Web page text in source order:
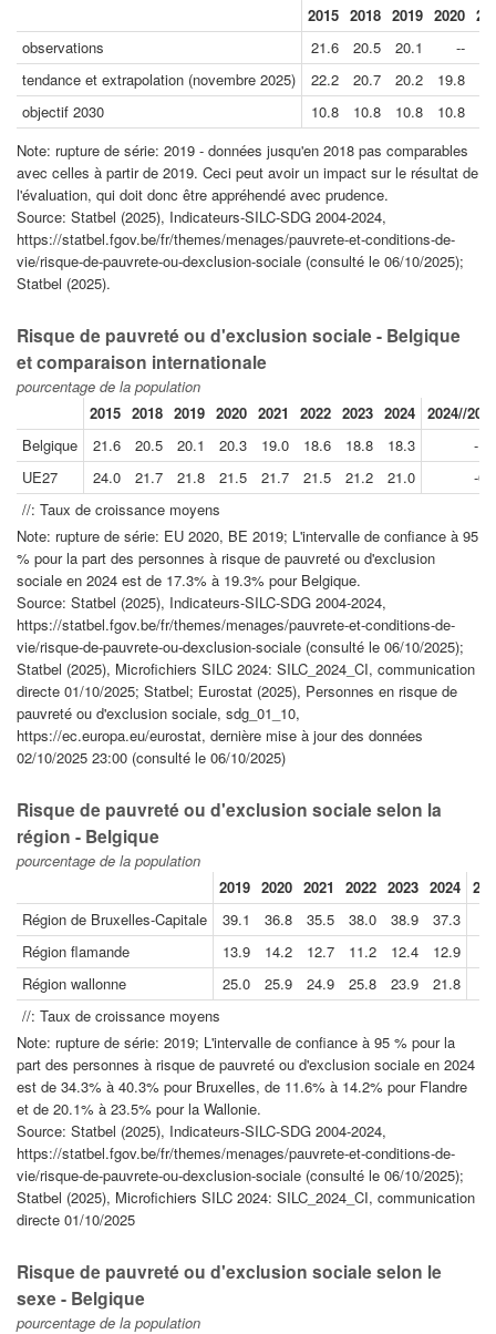
2015 2018 2019 2020
observations
21.6 20.5 20.1 --
tendance et extrapolation (novembre 2025)
22.2 20.7 20.2 19.8
objectif 2030
10.8 10.8 10.8 10.8
Note: rupture de série: 2019 - données jusqu'en 2018 pas comparables
avec celles à partir de 2019. Ceci peut avoir un impact sur le résultat de
l'évaluation, qui doit donc être appréhendé avec prudence.
Source: Statbel (2025), Indicateurs-SILC-SDG 2004-2024,
https://statbel.fgov.be/fr/themes/menages/pauvrete-et-conditions-de-
vie/risque-de-pauvrete-ou-dexclusion-sociale (consulté le 06/10/2025);
Statbel (2025).
Risque de pauvreté ou d'exclusion sociale - Belgique
et comparaison internationale
pourcentage de la population
2015 2018 2019 2020 2021 2022 2023 2024 2024//
Belgique
21.6 20.5 20.1 20.3 19.0 18.6 18.8 18.3
-
UE27
24.0 21.7 21.8 21.5 21.7 21.5 21.2 21.0
-
//: Taux de croissance moyens
Note: rupture de série: EU 2020, BE 2019; L'intervalle de confiance à 95
% pour la part des personnes à risque de pauvreté ou d'exclusion
sociale en 2024 est de 17.3% à 19.3% pour Belgique.
Source: Statbel (2025), Indicateurs-SILC-SDG 2004-2024,
https://statbel.fgov.be/fr/themes/menages/pauvrete-et-conditions-de-
vie/risque-de-pauvrete-ou-dexclusion-sociale (consulté le 06/10/2025);
Statbel (2025), Microfichiers SILC 2024: SILC_2024_CI, communication
directe 01/10/2025; Statbel; Eurostat (2025), Personnes en risque de
pauvreté ou d'exclusion sociale, sdg_01_10,
https://ec.europa.eu/eurostat, dernière mise à jour des données
02/10/2025 23:00 (consulté le 06/10/2025)
Risque de pauvreté ou d'exclusion sociale selon la
région - Belgique
pourcentage de la population
2019 2020 2021 2022 2023 2024
Région de Bruxelles-Capitale
39.1 36.8 35.5 38.0 38.9
37.3
Région flamande
13.9 14.2 12.7 11.2 12.4
12.9
Région wallonne
25.0 25.9 24.9 25.8 23.9
21.8
//: Taux de croissance moyens
Note: rupture de série: 2019; L'intervalle de confiance à 95 % pour la
part des personnes à risque de pauvreté ou d'exclusion sociale en 2024
est de 34.3% à 40.3% pour Bruxelles, de 11.6% à 14.2% pour Flandre
et de 20.1% à 23.5% pour la Wallonie.
Source: Statbel (2025), Indicateurs-SILC-SDG 2004-2024,
https://statbel.fgov.be/fr/themes/menages/pauvrete-et-conditions-de-
vie/risque-de-pauvrete-ou-dexclusion-sociale (consulté le 06/10/2025);
Statbel (2025), Microfichiers SILC 2024: SILC_2024_CI, communication
directe 01/10/2025
Risque de pauvreté ou d'exclusion sociale selon le
sexe - Belgique
pourcentage de la population